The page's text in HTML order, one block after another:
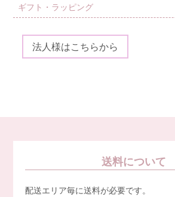
ギフト・ラッピング
法人様はこちらから
送料について
配送エリア毎に送料が必要です。